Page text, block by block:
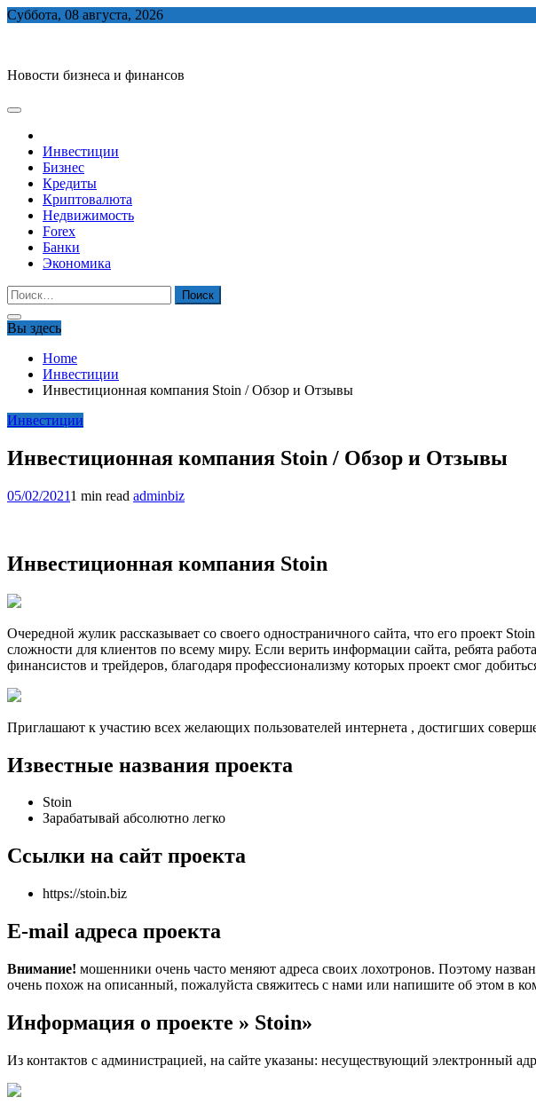
Skip
Суббота, 08 августа, 2026
Новости бизнеса и финансов
Инвестиции
Бизнес
Кредиты
Криптовалюта
Недвижимость
Forex
Банки
Экономика
Найти:
Вы здесь
Home
Инвестиции
Инвестиционная компания Stoin / Обзор и Отзывы
Инвестиции
Инвестиционная компания Stoin / Обзор и Отзывы
05/02/20211 min read adminbiz
Инвестиционная компания Stoin
Очередной жулик рассказывает со своего одностраничного сайта, что его проект
сложности для клиентов по всему миру. Если верить информации сайта, ребята
финансистов и трейдеров, благодаря профессионализму которых проект смог
Приглашают к участию всех желающих пользователей интернета , достигших
Известные названия проекта
Stoin
Зарабатывай абсолютно легко
Ссылки на сайт проекта
https://stoin.biz
E-mail адреса проекта
Внимание! мошенники очень часто меняют адреса своих лохотронов. Поэтому
очень похож на описанный, пожалуйста свяжитесь с нами или напишите об этом в
Информация о проекте » Stoin»
Из контактов с администрацией, на сайте указаны: несуществующий электронный